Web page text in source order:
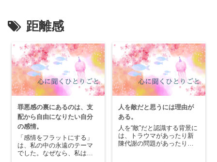
距離感
罪悪感の裏にあるのは、支
配から自由になりたい自分
の感情。
「感情をフラットにする」
は、私の中の永遠のテーマ
でした。なぜなら、私はち
人を敵だと思うには理由が
ある。
人を“敵”だと認識する背景に
は、トラウマがあったり新
陳代謝の問題があったりす